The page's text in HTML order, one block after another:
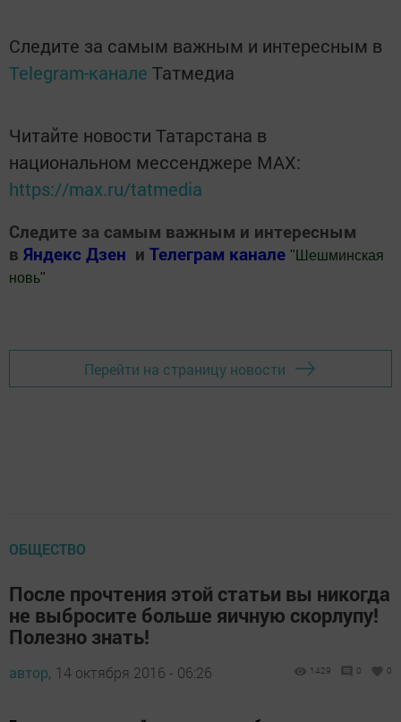
Следите за самым важным и интересным в
Telegram-канале Татмедиа
Читайте новости Татарстана в
национальном мессенджере MАХ:
https://max.ru/tatmedia
Следите за самым важным и интересным
в Яндекс Дзен и Телеграм канале " Шешминская
новь"
Перейти на страницу новости
ОБЩЕСТВО
После прочтения этой статьи вы никогда
не выбросите больше яичную скорлупу!
Полезно знать!
автор, 14 октября 2016 - 06:26 1429 0 0